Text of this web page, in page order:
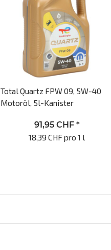
Total Quartz FPW 09, 5W-40
Motoröl, 5l-Kanister
91,95 CHF *
18,39 CHF pro 1 l